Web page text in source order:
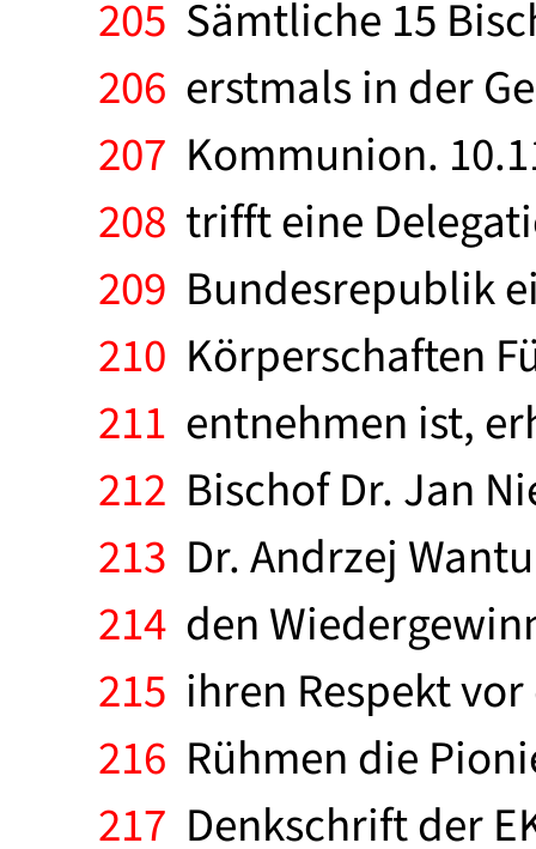
205 Sämtliche 15
206 erstmals in der
207 Kommunion.
208 trifft eine
209 Bundesrepublik
210 Körperschaften
211 entnehmen ist,
212 Bischof Dr. Jan
213 Dr. Andrzej
214 den
215 ihren Respekt
216 Rühmen die
217 Denkschrift der